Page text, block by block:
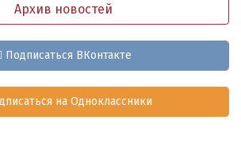
Архив новостей
Подписаться ВКонтакте
на Одноклассники